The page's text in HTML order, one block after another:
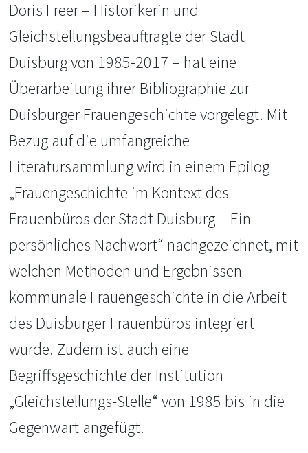
Doris Freer – Historikerin und
Gleichstellungsbeauftragte der Stadt
Duisburg von 1985-2017 – hat eine
Überarbeitung ihrer Bibliographie zur
Duisburger Frauengeschichte vorgelegt. Mit
Bezug auf die umfangreiche
Literatursammlung wird in einem Epilog
„Frauengeschichte im Kontext des
Frauenbüros der Stadt Duisburg – Ein
persönliches Nachwort“ nachgezeichnet, mit
welchen Methoden und Ergebnissen
kommunale Frauengeschichte in die Arbeit
des Duisburger Frauenbüros integriert
wurde. Zudem ist auch eine
Begriffsgeschichte der Institution
„Gleichstellungs-Stelle“ von 1985 bis in die
Gegenwart angefügt.